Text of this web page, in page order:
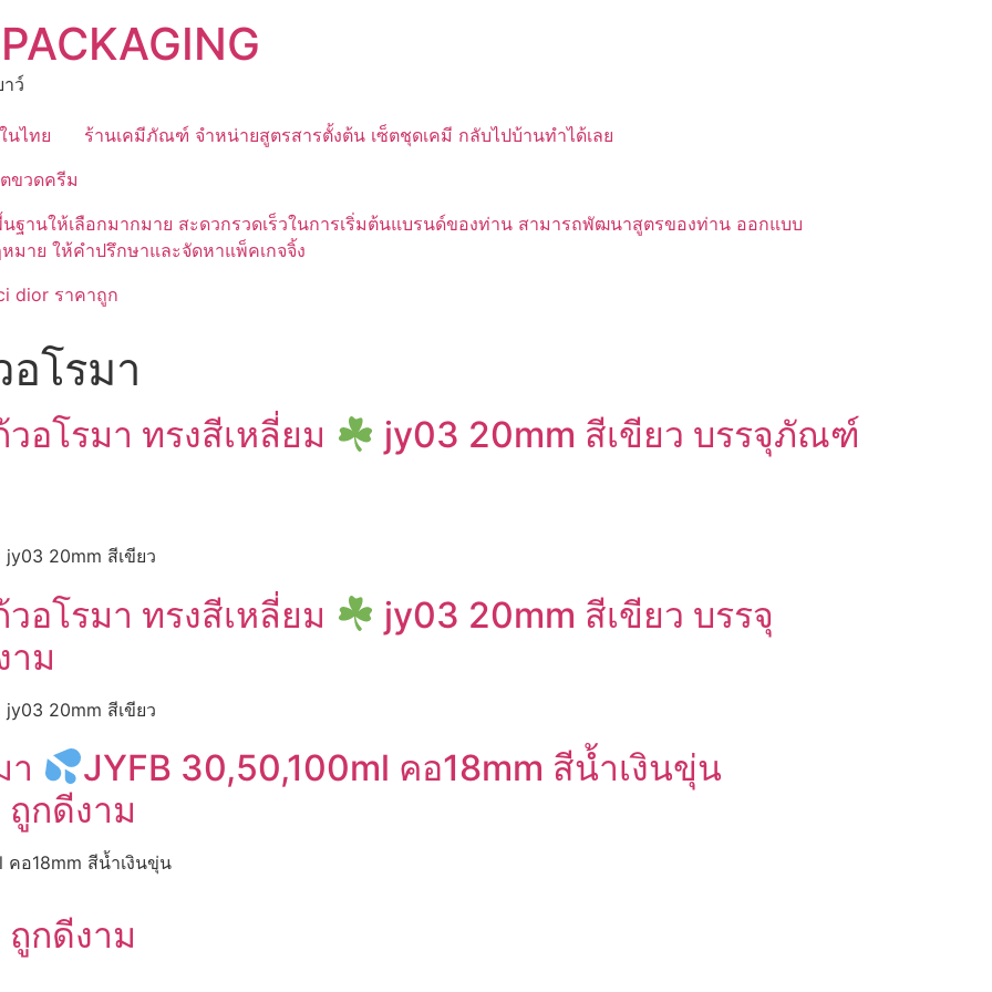
ว์
นไทย
ร้านเคมีภัณฑ์ จำหน่ายสูตรสารตั้งต้น เซ็ตชุดเคมี กลับไปบ้านทำได้เลย
ขวดครีม
นฐานให้เลือกมากมาย สะดวกรวดเร็วในการเริ่มต้นแบรนด์ของท่าน สามารถพัฒนาสูตรของท่าน ออกแบบ
มาย ให้คำปรึกษาและจัดหาแพ็คเกจจิ้ง
dior ราคาถูก
โรมา
อโรมา ทรงสีเหลี่ยม
jy03 20mm สีเขียว บรรจุภัณฑ์
jy03 20mm สีเขียว
อโรมา ทรงสีเหลี่ยม
jy03 20mm สีเขียว บรรจุ
าม
jy03 20mm สีเขียว
า
JYFB 30,50,100ml คอ18mm สีน้ำเงินขุ่น
กดีงาม
คอ18mm สีน้ำเงินขุ่น
กดีงาม